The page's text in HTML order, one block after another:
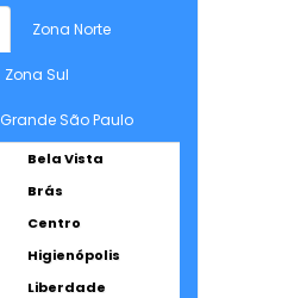
Zona Norte
Zona Sul
Grande São Paulo
Bela Vista
Brás
Centro
Higienópolis
Liberdade